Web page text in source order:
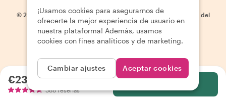
€23.66por persona
388 reseñas
© 2026 Withlocals.com | Política de privacidad | Cookies
Mapa del
sitio
¡Usamos cookies para asegurarnos de
ofrecerte la mejor experiencia de usuario en
nuestra plataforma! Además, usamos
cookies con fines analíticos y de marketing.
Cambiar ajustes Aceptar cookies